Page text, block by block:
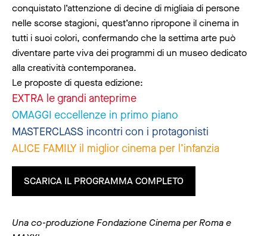
conquistato l’attenzione di decine di migliaia di persone
nelle scorse stagioni, quest’anno ripropone il cinema in
tutti i suoi colori, confermando che la settima arte può
diventare parte viva dei programmi di un museo dedicato
alla creatività contemporanea.
Le proposte di questa edizione:
EXTRA le grandi anteprime
OMAGGI eccellenze in primo piano
MASTERCLASS incontri con i protagonisti
ALICE FAMILY il miglior cinema per l’infanzia
SCARICA IL PROGRAMMA COMPLETO
Una co-produzione Fondazione Cinema per Roma e